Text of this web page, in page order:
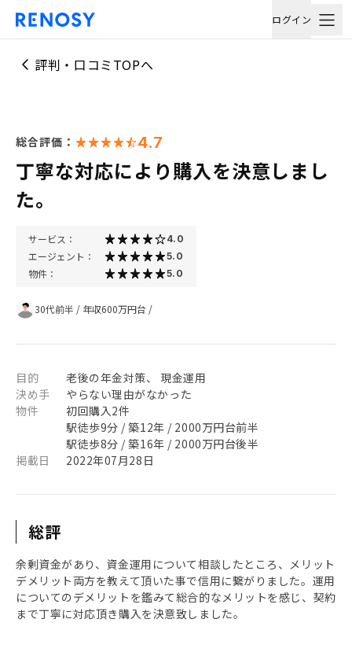
ログイン
評判・口コミTOPへ
総合評価： 4.7
丁寧な対応により購入を決意しまし
た。
サービス： 4.0
エージェント： 5.0
物件： 5.0
30代前半 / 年収600万円台 /
目的
老後の年金対策、 現金運用
決め手
やらない理由がなかった
物件
初回購入2件
駅徒歩9分 / 築12年 / 2000万円台前半
駅徒歩8分 / 築16年 / 2000万円台後半
掲載日
2022年07月28日
総評
余剰資金があり、資金運用について相談したところ、メリット
デメリット両方を教えて頂いた事で信用に繋がりました。運用
についてのデメリットを鑑みて総合的なメリットを感じ、契約
まで丁寧に対応頂き購入を決意致しました。